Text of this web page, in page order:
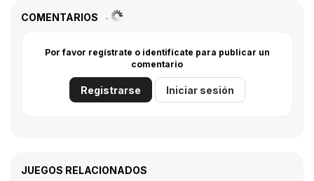
COMENTARIOS
Por favor regístrate o identifícate para publicar un
comentario
Registrarse Iniciar sesión
JUEGOS RELACIONADOS